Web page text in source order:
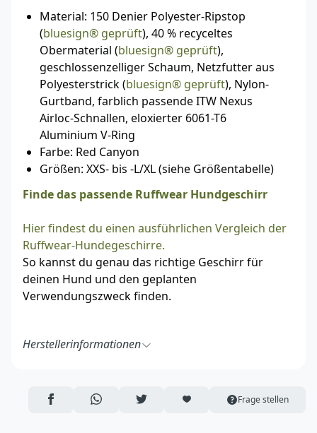
Material: 150 Denier Polyester-Ripstop
(bluesign® geprüft), 40 % recyceltes
Obermaterial (bluesign® geprüft),
geschlossenzelliger Schaum, Netzfutter aus
Polyesterstrick (bluesign® geprüft), Nylon-
Gurtband, farblich passende ITW Nexus
Airloc-Schnallen, eloxierter 6061-T6
Aluminium V-Ring
Farbe: Red Canyon
Größen: XXS- bis -L/XL (siehe Größentabelle)
Finde das passende Ruffwear Hundgeschirr
Hier findest du einen ausführlichen Vergleich der
Ruffwear-Hundegeschirre.
So kannst du genau das richtige Geschirr für
deinen Hund und den geplanten
Verwendungszweck finden.
Herstellerinformationen
Bend, OR 97703
AUF FACEBOOK TEILEN
ÜBER WHATSAPP TEILEN
AUF TWITTER TEILENARTIKEL AUF DIE MERKLISTE
Frage stellen